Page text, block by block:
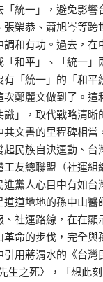
統一」，避免影響
榮恭、蕭旭岑等跨
調和有功。過去，在
和平」、「統一」
「統一」的「和平
次鄭麗文做到了。
識」，取代戰略清晰
文書的里程碑相當
民族自決運動、台
工友總聯盟（社運組
黨人心目中有如台
道地地的孫中山醫
社運路線，在在顯
命的步伐，完全與
引用蔣渭水的《台灣
之死〉，「想此刻